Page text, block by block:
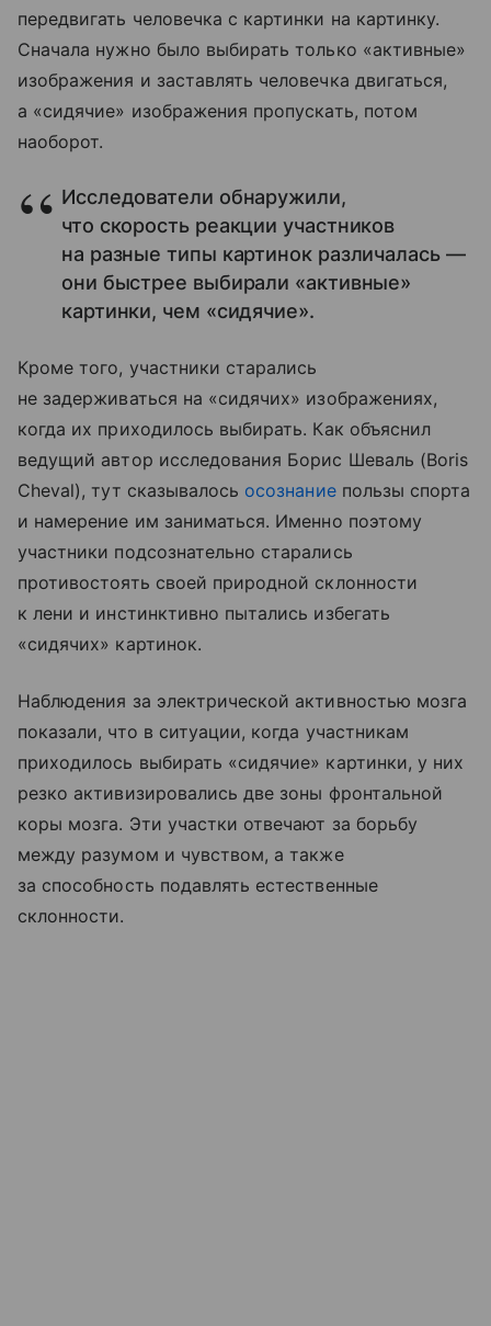
передвигать человечка с картинки на картинку.
Сначала нужно было выбирать только «активные»
изображения и заставлять человечка двигаться,
а «сидячие» изображения пропускать, потом
наоборот.
Исследователи обнаружили,
что скорость реакции участников
на разные типы картинок различалась —
они быстрее выбирали «активные»
картинки, чем «сидячие».
Кроме того, участники старались
не задерживаться на «сидячих» изображениях,
когда их приходилось выбирать. Как объяснил
ведущий автор исследования Борис Шеваль (Boris
Cheval), тут сказывалось осознаниепользы спорта
и намерение им заниматься. Именно поэтому
участники подсознательно старались
противостоять своей природной склонности
к лени и инстинктивно пытались избегать
«сидячих» картинок.
Наблюдения за электрической активностью мозга
показали, что в ситуации, когда участникам
приходилось выбирать «сидячие» картинки, у них
резко активизировались две зоны фронтальной
коры мозга. Эти участки отвечают за борьбу
между разумом и чувством, а также
за способность подавлять естественные
склонности.